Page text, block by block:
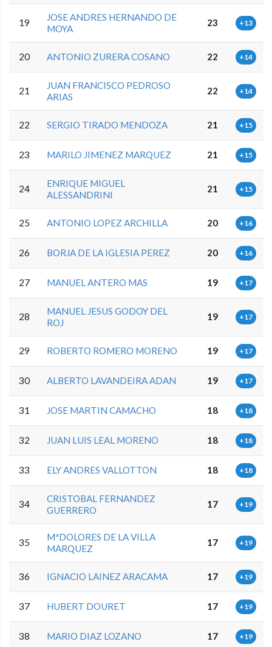
19
JOSE ANDRES HERNANDO DE
MOYA
23 +13
20 ANTONIO ZURERA COSANO 22 +14
21
JUAN FRANCISCO PEDROSO
ARIAS
22 +14
22 SERGIO TIRADO MENDOZA 21 +15
23 MARILO JIMENEZ MARQUEZ 21 +15
24
ENRIQUE MIGUEL
ALESSANDRINI
21 +15
25 ANTONIO LOPEZ ARCHILLA 20 +16
26 BORJA DE LA IGLESIA PEREZ 20 +16
27 MANUEL ANTERO MAS 19 +17
28
MANUEL JESUS GODOY DEL
ROJ
19 +17
29 ROBERTO ROMERO MORENO 19 +17
30 ALBERTO LAVANDEIRA ADAN 19 +17
31 JOSE MARTIN CAMACHO 18 +18
32 JUAN LUIS LEAL MORENO 18 +18
33 ELY ANDRES VALLOTTON 18 +18
34
CRISTOBAL FERNANDEZ
GUERRERO
17 +19
35
MªDOLORES DE LA VILLA
MARQUEZ
17 +19
36 IGNACIO LAINEZ ARACAMA 17 +19
37 HUBERT DOURET 17 +19
38 MARIO DIAZ LOZANO 17 +19